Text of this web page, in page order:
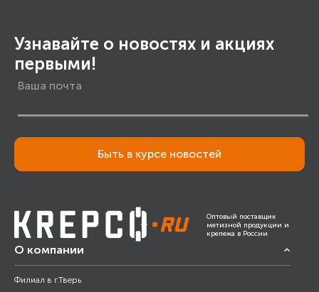
Узнавайте о новостях и акциях
первыми!
Быть в курсе новостей
Оптовый поставщик
метизной продукции и
крепежа в России
О компании
Филиал в г.Тверь